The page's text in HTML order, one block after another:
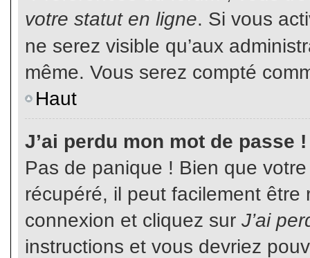
votre statut en ligne. Si vous
ne serez visible qu’aux
même. Vous serez compté
Haut
J’ai perdu mon mot de passe !
Pas de panique ! Bien que
récupéré, il peut facilement
connexion et cliquez sur J’ai
instructions et vous devriez